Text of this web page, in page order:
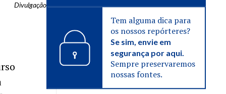
Divulgação
Tem alguma dica para
os nossos repórteres?
Se sim, envie em
segurança por aqui.
Sempre preservaremos
nossas fontes.